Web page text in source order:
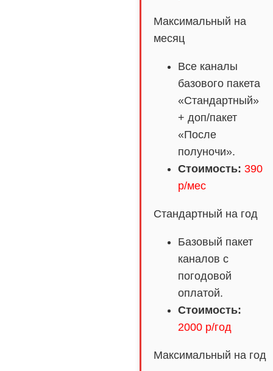
Максимальный на
месяц
Все каналы
базового пакета
«Стандартный»
+ доп/пакет
«После
полуночи».
Стоимость: 390
р/мес
Стандартный на год
Базовый пакет
каналов с
погодовой
оплатой.
Стоимость:
2000 р/год
Максимальный на год